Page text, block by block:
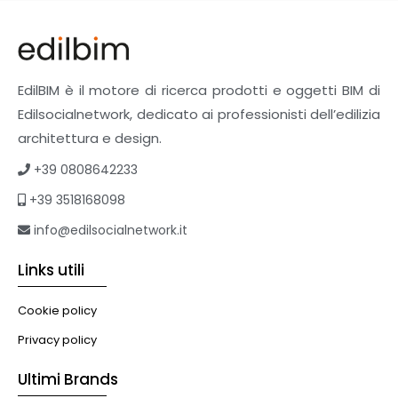
Pavimenti e rivestimenti
Pavimenti industriali
Sistemi giardini pensili
Supporti per esterni
Tetti verdi
eBook
Formazione professionale
Illuminazione
Murature
EdilBIM è il motore di ricerca prodotti e oggetti BIM di
Edilsocialnetwork, dedicato ai professionisti dell’edilizia
architettura e design.
+39 0808642233
+39 3518168098
info@edilsocialnetwork.it
Links utili
Cookie policy
Privacy policy
Ultimi Brands